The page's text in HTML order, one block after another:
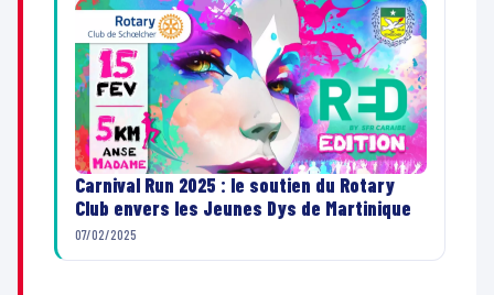
Carnival Run 2025 : le soutien du Rotary
Club envers les Jeunes Dys de Martinique
07/02/2025